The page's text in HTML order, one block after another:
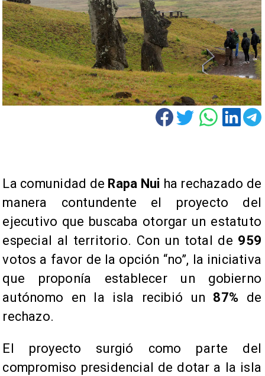
La comunidad de Rapa Nui ha rechazado de
manera contundente el proyecto del
ejecutivo que buscaba otorgar un estatuto
especial al territorio. Con un total de 959
votos a favor de la opción “no”, la iniciativa
que proponía establecer un gobierno
autónomo en la isla recibió un 87% de
rechazo.
El proyecto surgió como parte del
compromiso presidencial de dotar a la isla